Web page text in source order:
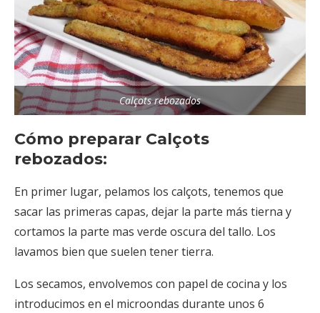
Calçots rebozados
Cómo preparar Calçots
rebozados:
En primer lugar, pelamos los calçots, tenemos que
sacar las primeras capas, dejar la parte más tierna y
cortamos la parte mas verde oscura del tallo. Los
lavamos bien que suelen tener tierra.
Los secamos, envolvemos con papel de cocina y los
introducimos en el microondas durante unos 6